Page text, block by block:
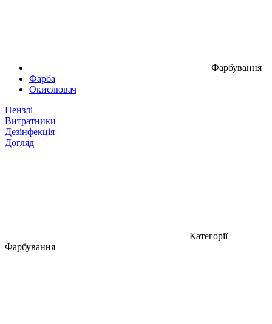
Фарбування
Фарба
Окислювач
Пензлі
Витратники
Дезінфекція
Догляд
Категорії
Фарбування